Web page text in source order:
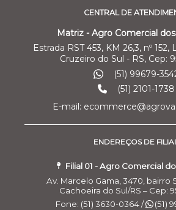
CENTRAL DE
Matriz - Agro Comercial
Estrada RST 453, KM 26,3, nº
Cruzeiro do Sul - RS, Cep:
(51) 99679-
(51) 2101-1738
E-mail:
ENDEREÇOS DE
Filial 01 - Agro Comercial
Av. Marcelo Gama, 3470, bairro
Cachoeira do Sul/RS – Cep:
Fone: (51) 3630-0364 /
(51)